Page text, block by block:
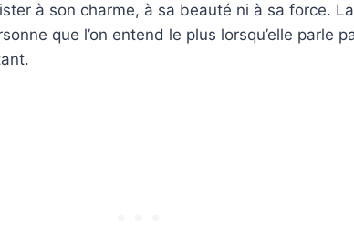
à son charme, à sa beauté ni à sa force.
que l’on entend le plus lorsqu’elle parle